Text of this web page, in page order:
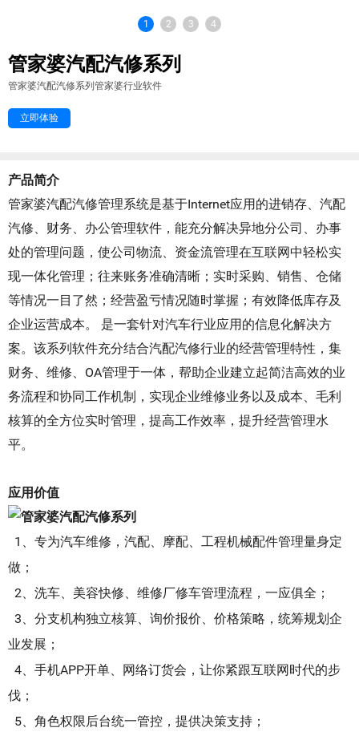
1 2 3 4
管家婆汽配汽修系列
管家婆汽配汽修系列管家婆行业软件
立即体验
产品简介
管家婆汽配汽修管理系统是基于Internet应用的进销存、汽配
汽修、财务、办公管理软件，能充分解决异地分公司、办事
处的管理问题，使公司物流、资金流管理在互联网中轻松实
现一体化管理；往来账务准确清晰；实时采购、销售、仓储
等情况一目了然；经营盈亏情况随时掌握；有效降低库存及
企业运营成本。 是一套针对汽车行业应用的信息化解决方
案。该系列软件充分结合汽配汽修行业的经营管理特性，集
财务、维修、OA管理于一体，帮助企业建立起简洁高效的业
务流程和协同工作机制，实现企业维修业务以及成本、毛利
核算的全方位实时管理，提高工作效率，提升经营管理水
平。
应用价值
1、专为汽车维修，汽配、摩配、工程机械配件管理量身定
做；
2、洗车、美容快修、维修厂修车管理流程，一应俱全；
3、分支机构独立核算、询价报价、价格策略，统筹规划企
业发展；
4、手机APP开单、网络订货会，让你紧跟互联网时代的步
伐；
5、角色权限后台统一管控，提供决策支持；